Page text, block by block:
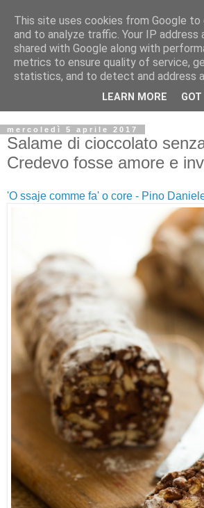
mercoledì 5 aprile 2017
Salame di cioccolato
Credevo fosse amore e
'O ssaje comme fa' o core - Pino
This site uses cookies from Google
and to analyze traffic. Your IP address
shared with Google along with
metrics to ensure quality of service,
statistics, and to detect and address
LEARN MORE